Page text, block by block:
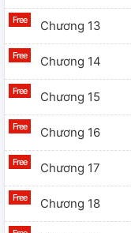
Chương 13
Chương 14
Chương 15
Chương 16
Chương 17
Chương 18